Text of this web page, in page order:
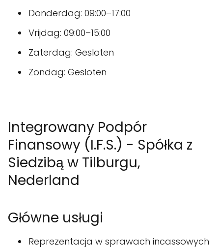
Donderdag: 09:00–17:00
Vrijdag: 09:00–15:00
Zaterdag: Gesloten
Zondag: Gesloten
Integrowany Podpór
Finansowy (I.F.S.) - Spółka z
Siedzibą w Tilburgu,
Nederland
Główne usługi
Reprezentacja w sprawach incassowych